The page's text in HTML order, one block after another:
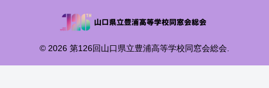
© 2026 第126回山口県立豊浦高等学校同窓会総会.